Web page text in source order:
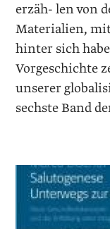
erzäh- len von
Materialien,
hinter sich
Vorgeschichte
unserer
sechste Band